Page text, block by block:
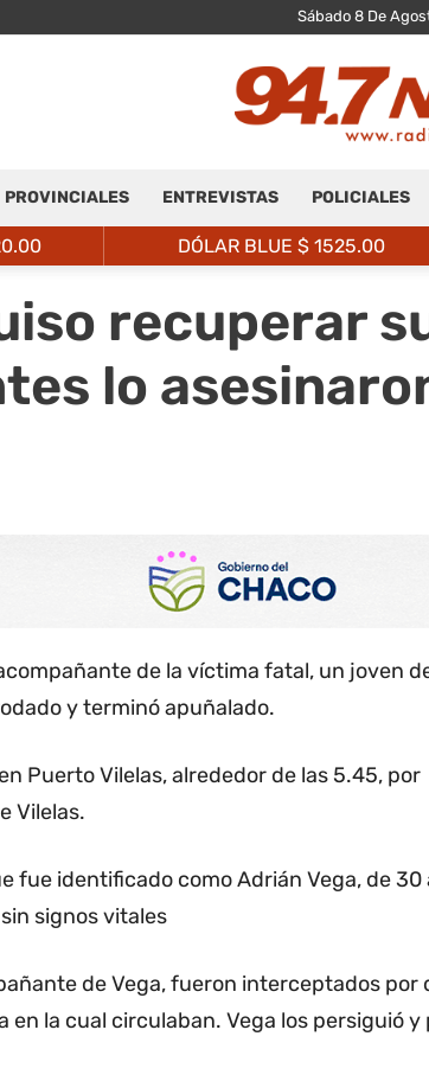
Sábado 8 De
PROVINCIALES ENTREVISTAS POLICIALES
DÓLAR BLUE $ 1525.00
recuperar
lo
de la víctima fatal, un joven
y terminó apuñalado.
Puerto Vilelas, alrededor de las 5.45,
Vilelas.
fue identificado como Adrián Vega, de
signos vitales
de Vega, fueron interceptados por
la cual circulaban. Vega los persiguió y